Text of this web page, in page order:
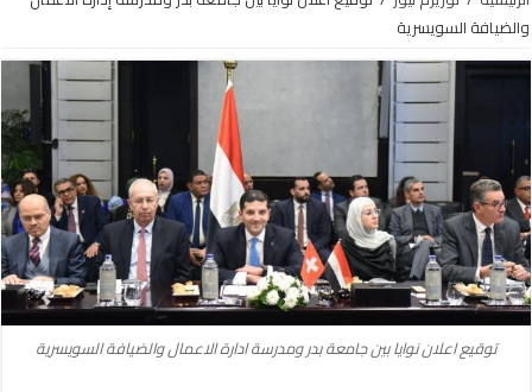
والضيافة السويسرية
توقيع اعلان نوايا بين جامعة بدر ومدرسة ادارة الاعمال والضيافة السويسرية